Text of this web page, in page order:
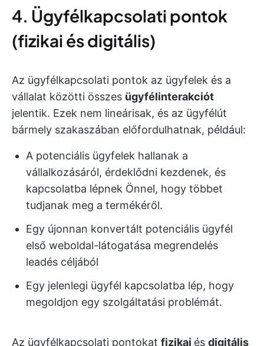
4. Ügyfélkapcsolati pontok
(fizikai és digitális)
Az ügyfélkapcsolati pontok az ügyfelek és a
vállalat közötti összes ügyfélinterakciót
jelentik. Ezek nem lineárisak, és az ügyfélút
bármely szakaszában előfordulhatnak, például:
A potenciális ügyfelek hallanak a
vállalkozásáról, érdeklődni kezdenek, és
kapcsolatba lépnek Önnel, hogy többet
tudjanak meg a termékéről.
Egy újonnan konvertált potenciális ügyfél
első weboldal-látogatása megrendelés
leadés céljából
Egy jelenlegi ügyfél kapcsolatba lép, hogy
megoldjon egy szolgáltatási problémát.
Az ügyfélkapcsolati pontokat fizikai és digitális